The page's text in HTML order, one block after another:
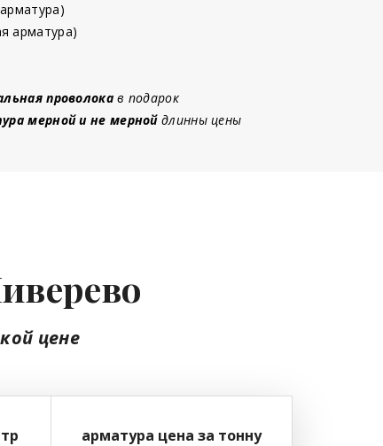
арматура)
проволокав подарок
мерной и не мернойдлинны цены
цене
арматура цена за тонну